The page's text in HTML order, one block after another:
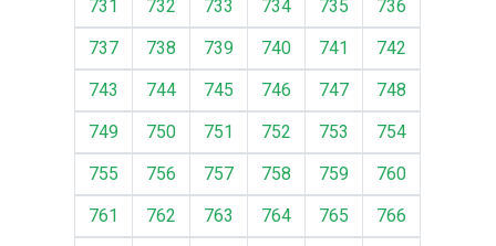
731
732 733 734 735
736
737
738 739 740 741
742
743
744 745 746 747
748
749
750 751 752 753
754
755
756 757 758 759
760
761
762 763 764 765
766